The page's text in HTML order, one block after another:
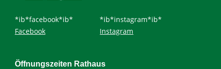
*ib*facebook*ib*
Facebook
*ib*instagram*ib*
Instagram
Öffnungszeiten Rathaus